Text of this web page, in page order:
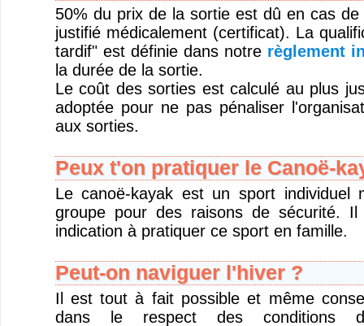
50% du prix de la sortie est dû en cas
justifié médicalement (certificat). La
tardif" est définie dans notre règlement
la durée de la sortie.
Le coût des sorties est calculé au plus
adoptée pour ne pas pénaliser
aux sorties.
Peux t'on pratiquer le Canoë-
Le canoë-kayak est un sport individuel
groupe pour des raisons de sécurité.
indication à pratiquer ce sport en famille.
Peut-on naviguer l'hiver ?
Il est tout à fait possible et même
dans le respect des conditions